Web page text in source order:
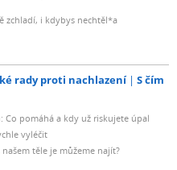
zchladí, i kdybys nechtěl*a
rady proti nachlazení
S čím
Co pomáhá a kdy už riskujete úpal
vyléčit
těle je můžeme najít?